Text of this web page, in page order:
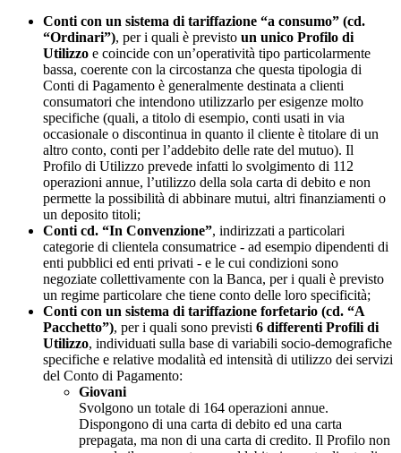
Conti con un sistema di tariffazione “a consumo” (cd.
“Ordinari”), per i quali è previsto un unico Profilo di
Utilizzo e coincide con un’operatività tipo particolarmente
bassa, coerente con la circostanza che questa tipologia di
Conti di Pagamento è generalmente destinata a clienti
consumatori che intendono utilizzarlo per esigenze molto
specifiche (quali, a titolo di esempio, conti usati in via
occasionale o discontinua in quanto il cliente è titolare di un
altro conto, conti per l’addebito delle rate del mutuo). Il
Profilo di Utilizzo prevede infatti lo svolgimento di 112
operazioni annue, l’utilizzo della sola carta di debito e non
permette la possibilità di abbinare mutui, altri finanziamenti o
un deposito titoli;
Conti cd. “In Convenzione”, indirizzati a particolari
categorie di clientela consumatrice - ad esempio dipendenti di
enti pubblici ed enti privati - e le cui condizioni sono
negoziate collettivamente con la Banca, per i quali è previsto
un regime particolare che tiene conto delle loro specificità;
Conti con un sistema di tariffazione forfetario (cd. “A
Pacchetto”), per i quali sono previsti 6 differenti Profili di
Utilizzo, individuati sulla base di variabili socio-demografiche
specifiche e relative modalità ed intensità di utilizzo dei servizi
del Conto di Pagamento:
Giovani
Svolgono un totale di 164 operazioni annue.
Dispongono di una carta di debito ed una carta
prepagata, ma non di una carta di credito. Il Profilo non